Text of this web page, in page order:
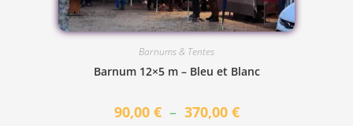
Barnums & Tentes
Barnum 12×5 m – Bleu et Blanc
90,00 € – 370,00 €